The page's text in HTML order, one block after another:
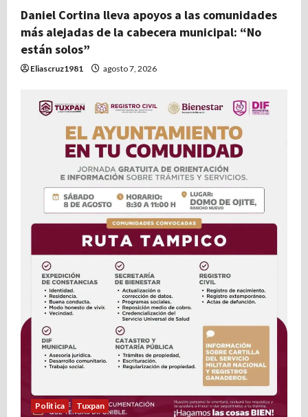
r
a
d
Daniel Cortina lleva apoyos a las comunidades
más alejadas de la cabecera municipal: “No
están solos”
Eliascruz1981 agosto 7, 2026
Politica Tuxpan